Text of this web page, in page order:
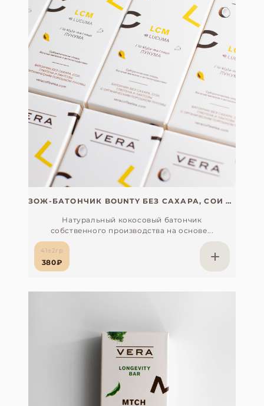
ЗОЖ-БАТОНЧИК BOUNTY БЕЗ САХАРА, СОИ И ГЛЮТЕНА (VEGAN) С ОРГАНИЧЕСКИМ ЭКСТРАКТОМ ЛУКУМЫ
Натуральный кокосовый батончик
собственного производства на основе...
41±2гр
380₽